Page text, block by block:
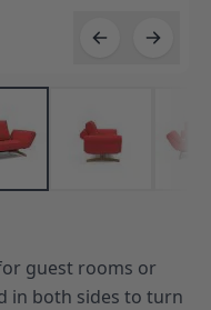
guest rooms or
in both sides to turn